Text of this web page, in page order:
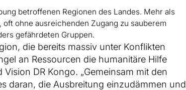
betroffenen Regionen des Landes. Mehr als
ohne ausreichenden Zugang zu sauberem
gefährdeten Gruppen.
die bereits massiv unter Konflikten
an Ressourcen die humanitäre Hilfe
DR Kongo. „Gemeinsam mit den
daran, die Ausbreitung einzudämmen und